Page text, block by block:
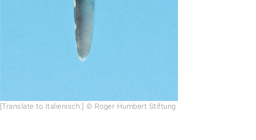
[Translate to Italienisch:] © Roger Humbert Stiftung